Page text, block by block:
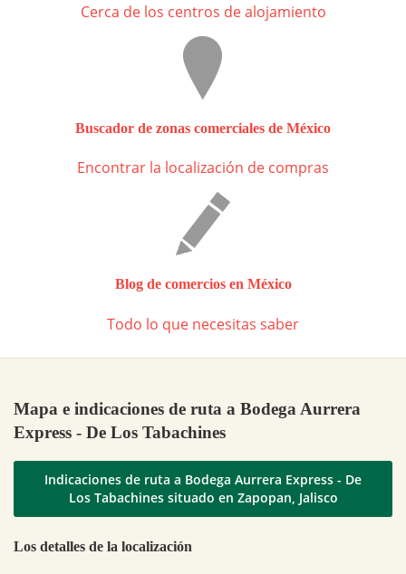
Cerca de los centros de alojamiento
Buscador de zonas comerciales de México
Encontrar la localización de compras
Blog de comercios en México
Todo lo que necesitas saber
Mapa e indicaciones de ruta a Bodega Aurrera
Express - De Los Tabachines
Indicaciones de ruta a Bodega Aurrera Express - De
Los Tabachines situado en Zapopan, Jalisco
Los detalles de la localización